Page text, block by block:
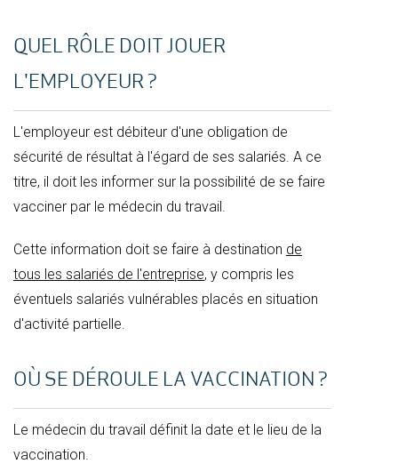
QUEL RÔLE DOIT JOUER
L'EMPLOYEUR ?
L'employeur est débiteur d'une obligation de
sécurité de résultat à l'égard de ses salariés. A ce
titre, il doit les informer sur la possibilité de se faire
vacciner par le médecin du travail.
Cette information doit se faire à destination de
tous les salariés de l'entreprise, y compris les
éventuels salariés vulnérables placés en situation
d'activité partielle.
OÙ SE DÉROULE LA VACCINATION ?
Le médecin du travail définit la date et le lieu de la
vaccination.